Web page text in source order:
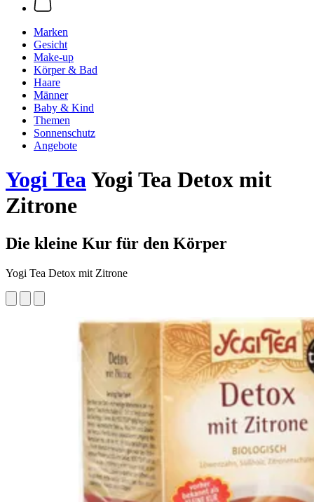
Marken
Gesicht
Make-up
Körper & Bad
Haare
Männer
Baby & Kind
Themen
Sonnenschutz
Angebote
Yogi TeaYogi Tea Detox mit
Zitrone
Die kleine Kur für den Körper
Yogi Tea Detox mit Zitrone